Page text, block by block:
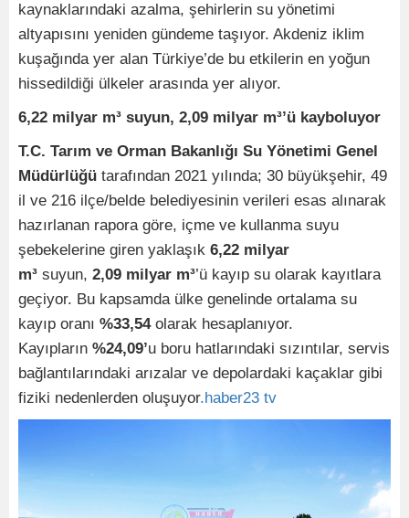
kaynaklarındaki azalma, şehirlerin su yönetimi
altyapısını yeniden gündeme taşıyor. Akdeniz iklim
kuşağında yer alan Türkiye’de bu etkilerin en yoğun
hissedildiği ülkeler arasında yer alıyor.
6,22 milyar m³ suyun, 2,09 milyar m³’ü kayboluyor
T.C. Tarım ve Orman Bakanlığı Su Yönetimi Genel
Müdürlüğü tarafından 2021 yılında; 30 büyükşehir, 49
il ve 216 ilçe/belde belediyesinin verileri esas alınarak
hazırlanan rapora göre, içme ve kullanma suyu
şebekelerine giren yaklaşık 6,22 milyar
m³ suyun, 2,09 milyar m³’ü kayıp su olarak kayıtlara
geçiyor. Bu kapsamda ülke genelinde ortalama su
kayıp oranı %33,54olarak hesaplanıyor.
Kayıpların %24,09’u boru hatlarındaki sızıntılar, servis
bağlantılarındaki arızalar ve depolardaki kaçaklar gibi
fiziki nedenlerden oluşuyor.haber23 tv